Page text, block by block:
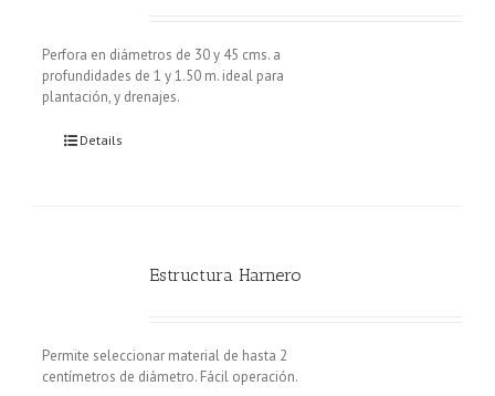
Perfora en diámetros de 30 y 45 cms. a
profundidades de 1 y 1.50 m. ideal para
plantación, y drenajes.
Details
Estructura Harnero
Permite seleccionar material de hasta 2
centímetros de diámetro. Fácil operación.